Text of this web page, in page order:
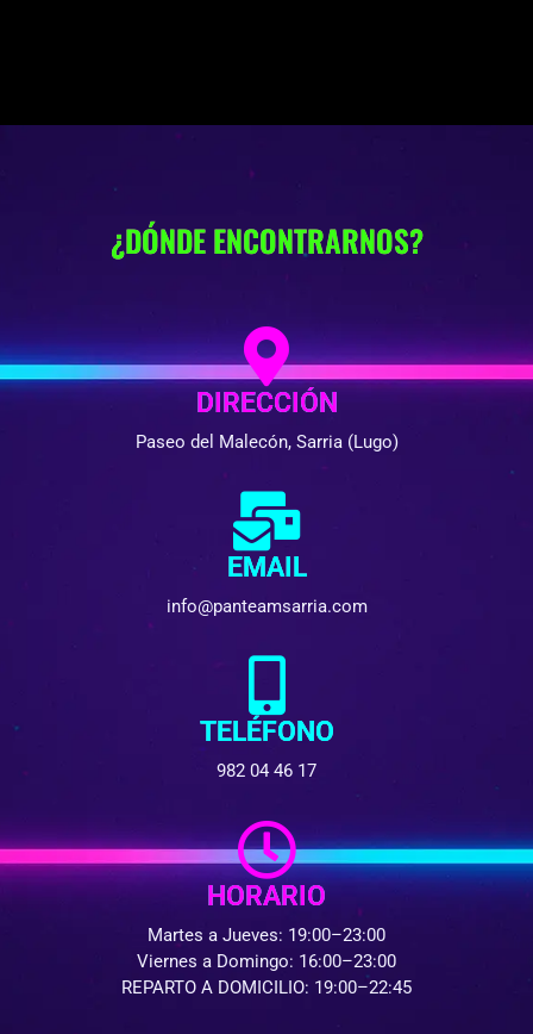
¿DÓNDE ENCONTRARNOS?
DIRECCIÓN
Paseo del Malecón, Sarria (Lugo)
EMAIL
info@panteamsarria.com
TELÉFONO
982 04 46 17
HORARIO
Martes a Jueves: 19:00–23:00
Viernes a Domingo: 16:00–23:00
REPARTO A DOMICILIO: 19:00–22:45